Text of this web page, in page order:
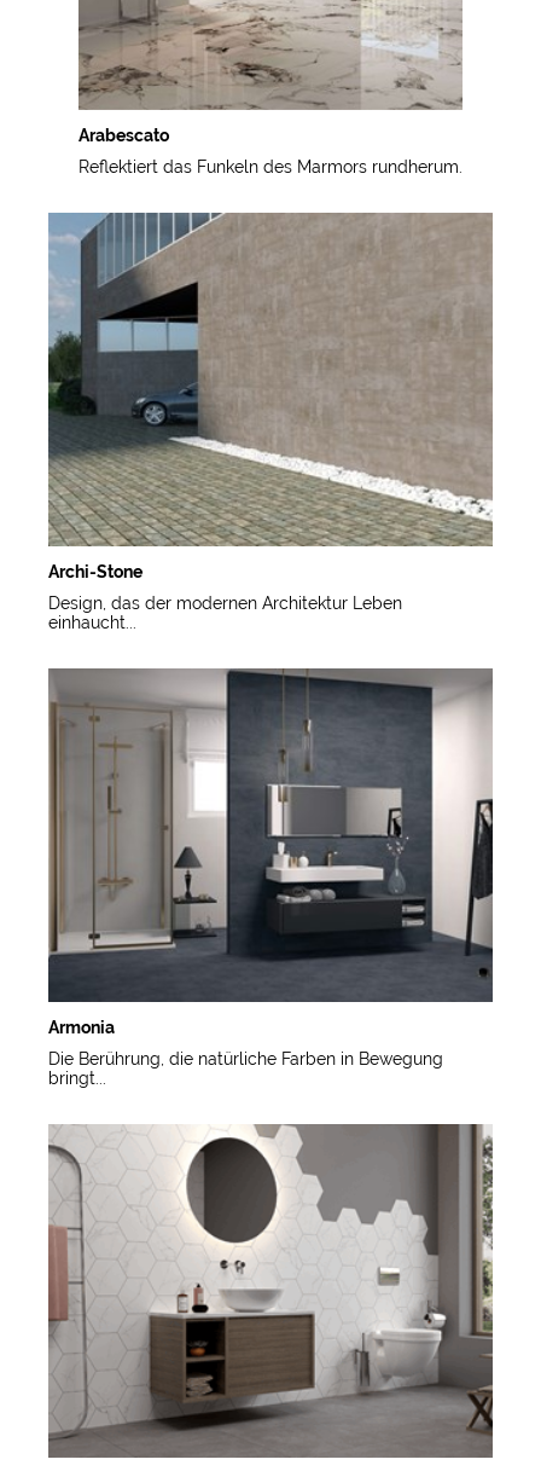
Arabescato
Reflektiert das Funkeln des Marmors rundherum.
Archi-Stone
Design, das der modernen Architektur Leben
einhaucht...
Armonia
Die Berührung, die natürliche Farben in Bewegung
bringt...